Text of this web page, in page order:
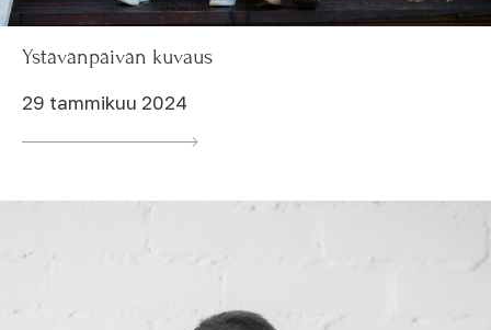
Ystävänpäivän kuvaus
29 tammikuu 2024